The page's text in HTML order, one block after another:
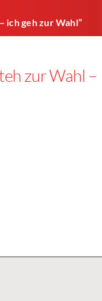
ich geh zur Wahl”
zur Wahl –